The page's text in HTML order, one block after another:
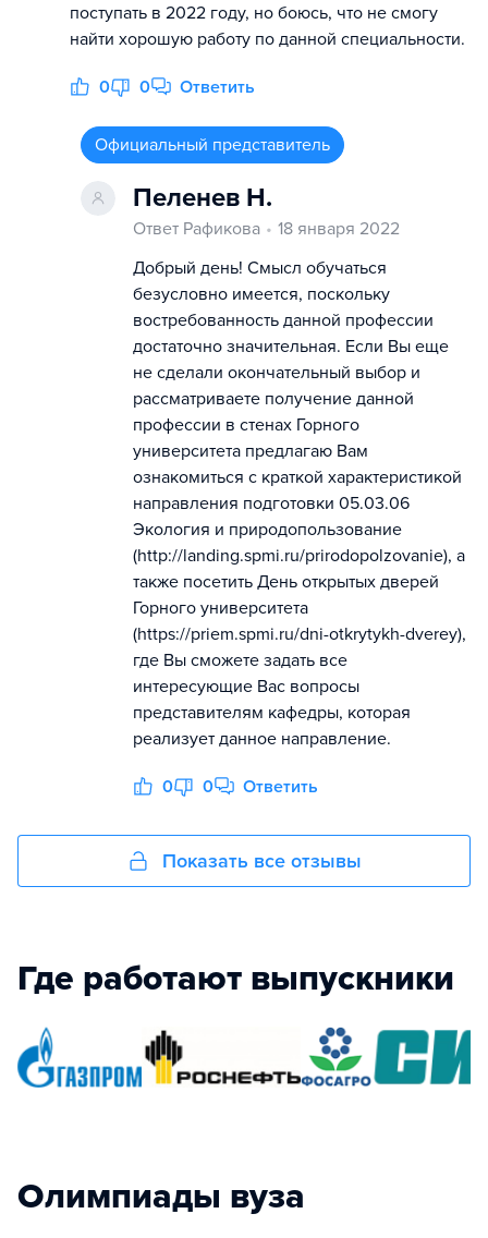
поступать в 2022 году, но боюсь, что не смогу
найти хорошую работу по данной специальности.
0 0 Ответить
Официальный представитель
Пеленев Н.
Ответ Рафикова
18 января 2022
Добрый день! Смысл обучаться
безусловно имеется, поскольку
востребованность данной профессии
достаточно значительная. Если Вы еще
не сделали окончательный выбор и
рассматриваете получение данной
профессии в стенах Горного
университета предлагаю Вам
ознакомиться с краткой характеристикой
направления подготовки 05.03.06
Экология и природопользование
(http://landing.spmi.ru/prirodopolzovanie), а
также посетить День открытых дверей
Горного университета
(https://priem.spmi.ru/dni-otkrytykh-dverey),
где Вы сможете задать все
интересующие Вас вопросы
представителям кафедры, которая
реализует данное направление.
0 0 Ответить
Показать все отзывы
Где работают выпускники
Олимпиады вуза